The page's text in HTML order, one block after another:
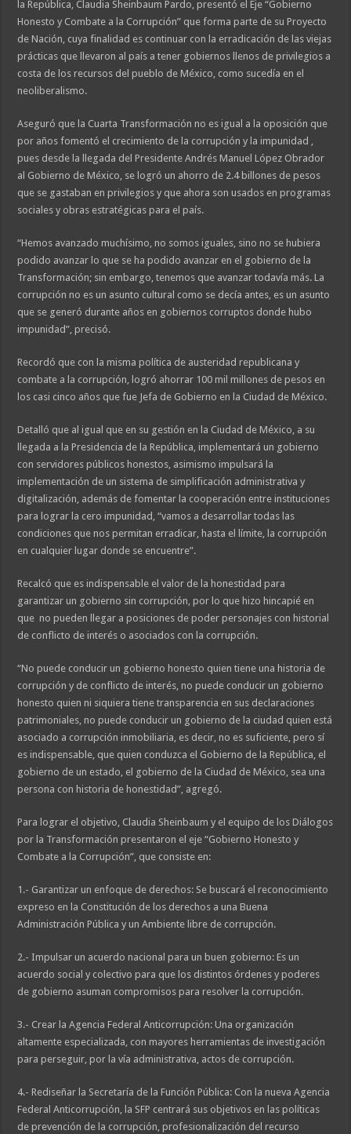
la República, Claudia Sheinbaum Pardo, presentó el Eje “Gobierno
Honesto y Combate a la Corrupción” que forma parte de su Proyecto
de Nación, cuya finalidad es continuar con la erradicación de las viejas
prácticas que llevaron al país a tener gobiernos llenos de privilegios a
costa de los recursos del pueblo de México, como sucedía en el
neoliberalismo.
Aseguró que la Cuarta Transformación no es igual a la oposición que
por años fomentó el crecimiento de la corrupción y la impunidad ,
pues desde la llegada del Presidente Andrés Manuel López Obrador
al Gobierno de México, se logró un ahorro de 2.4 billones de pesos
que se gastaban en privilegios y que ahora son usados en programas
sociales y obras estratégicas para el país.
“Hemos avanzado muchísimo, no somos iguales, sino no se hubiera
podido avanzar lo que se ha podido avanzar en el gobierno de la
Transformación; sin embargo, tenemos que avanzar todavía más. La
corrupción no es un asunto cultural como se decía antes, es un asunto
que se generó durante años en gobiernos corruptos donde hubo
impunidad”, precisó.
Recordó que con la misma política de austeridad republicana y
combate a la corrupción, logró ahorrar 100 mil millones de pesos en
los casi cinco años que fue Jefa de Gobierno en la Ciudad de México.
Detalló que al igual que en su gestión en la Ciudad de México, a su
llegada a la Presidencia de la República, implementará un gobierno
con servidores públicos honestos, asimismo impulsará la
implementación de un sistema de simplificación administrativa y
digitalización, además de fomentar la cooperación entre instituciones
para lograr la cero impunidad, “vamos a desarrollar todas las
condiciones que nos permitan erradicar, hasta el límite, la corrupción
en cualquier lugar donde se encuentre”.
Recalcó que es indispensable el valor de la honestidad para
garantizar un gobierno sin corrupción, por lo que hizo hincapié en
que no pueden llegar a posiciones de poder personajes con historial
de conflicto de interés o asociados con la corrupción.
“No puede conducir un gobierno honesto quien tiene una historia de
corrupción y de conflicto de interés, no puede conducir un gobierno
honesto quien ni siquiera tiene transparencia en sus declaraciones
patrimoniales, no puede conducir un gobierno de la ciudad quien está
asociado a corrupción inmobiliaria, es decir, no es suficiente, pero sí
es indispensable, que quien conduzca el Gobierno de la República, el
gobierno de un estado, el gobierno de la Ciudad de México, sea una
persona con historia de honestidad”, agregó.
Para lograr el objetivo, Claudia Sheinbaum y el equipo de los Diálogos
por la Transformación presentaron el eje “Gobierno Honesto y
Combate a la Corrupción”, que consiste en:
1.- Garantizar un enfoque de derechos: Se buscará el reconocimiento
expreso en la Constitución de los derechos a una Buena
Administración Pública y un Ambiente libre de corrupción.
2.- Impulsar un acuerdo nacional para un buen gobierno: Es un
acuerdo social y colectivo para que los distintos órdenes y poderes
de gobierno asuman compromisos para resolver la corrupción.
3.- Crear la Agencia Federal Anticorrupción: Una organización
altamente especializada, con mayores herramientas de investigación
para perseguir, por la vía administrativa, actos de corrupción.
4.- Rediseñar la Secretaría de la Función Pública: Con la nueva Agencia
Federal Anticorrupción, la SFP centrará sus objetivos en las políticas
de prevención de la corrupción, profesionalización del recurso